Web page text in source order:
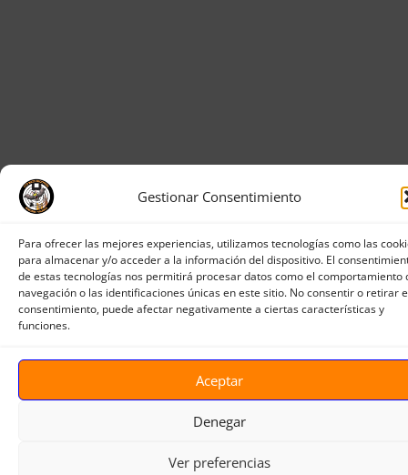
Gestionar Consentimiento
Para ofrecer las mejores experiencias, utilizamos tecnologías como las
para almacenar y/o acceder a la información del dispositivo. El
de estas tecnologías nos permitirá procesar datos como el comportamiento
navegación o las identificaciones únicas en este sitio. No consentir o retirar
consentimiento, puede afectar negativamente a ciertas características y
funciones.
Aceptar
Denegar
Ver preferencias